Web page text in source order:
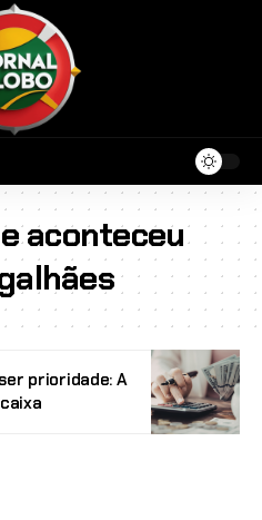
aconteceu
prioridade: A